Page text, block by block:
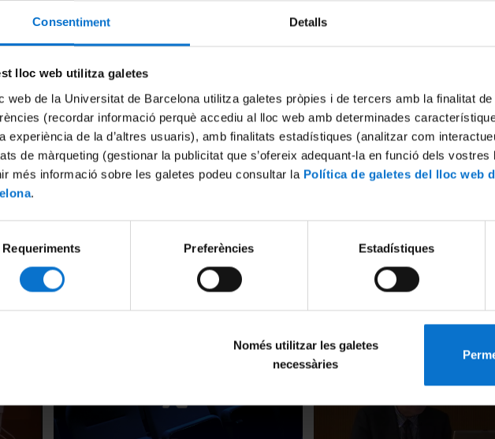
Consentiment Detalls
lloc web utilitza galetes
web de la Universitat de Barcelona utilitza galetes pròpies i de tercers amb la finalitat
(recordar informació perquè accediu al lloc web amb determinades
experiència de la d’altres usuaris), amb finalitats estadístiques (analitzar com
de màrqueting (gestionar la publicitat que s’ofereix adequant-la en funció dels
més informació sobre les galetes podeu consultar la Política de galetes del lloc web
.
Requeriments Preferències Estadístiques
Només utilitzar les galetes
necessàries
Inauguració oficial del Simposi
Internacional 'Imatges del poder a la
7 Mayo, 2015
Presentació del llibre 'Vidas
otras narrativas biográficas'
Mecanismos vasarianos de reflexión
intelectual en la literatura artística y
arquitectónica hispánica de los siglos XVI-
De Palomino a Ceán. Narratives
biogràfiques en el segle XVIII
22 Octubre, 2011